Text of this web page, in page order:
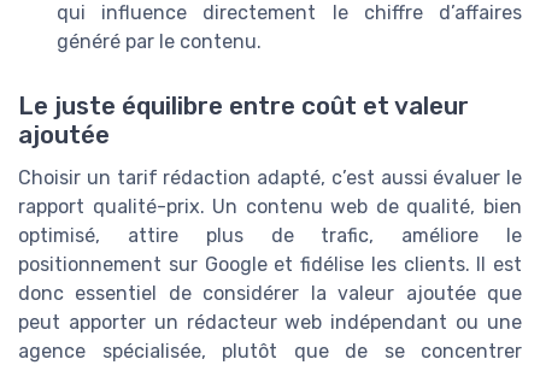
qui influence directement le chiffre d’affaires
généré par le contenu.
Le juste équilibre entre coût et valeur
ajoutée
Choisir un tarif rédaction adapté, c’est aussi évaluer le
rapport qualité-prix. Un contenu web de qualité, bien
optimisé, attire plus de trafic, améliore le
positionnement sur Google et fidélise les clients. Il est
donc essentiel de considérer la valeur ajoutée que
peut apporter un rédacteur web indépendant ou une
agence spécialisée, plutôt que de se concentrer